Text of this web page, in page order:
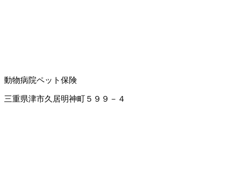
動物病院ペット保険
三重県津市久居明神町５９９－４